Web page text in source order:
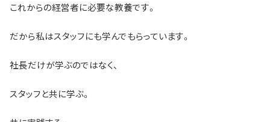
これからの経営者に必要な教養です。
だから私はスタッフにも学んでもらっています。
社長だけが学ぶのではなく、
スタッフと共に学ぶ。